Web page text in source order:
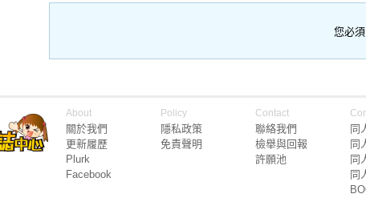
您必須
About
關於我們
更新履歷
Plurk
Facebook
Policy
隱私政策
免責聲明
Contact
聯絡我們
檢舉與回報
許願池
同
同
同
同